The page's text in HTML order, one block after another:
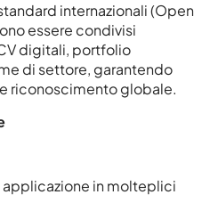
internazionali (Open
essere condivisi
digitali, portfolio
di settore, garantendo
riconoscimento globale.
in molteplici